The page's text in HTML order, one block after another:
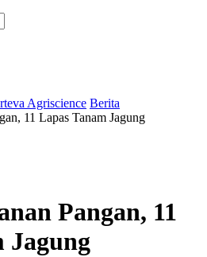
Agriscience Berita
11 Lapas Tanam Jagung
Pangan, 11
Jagung